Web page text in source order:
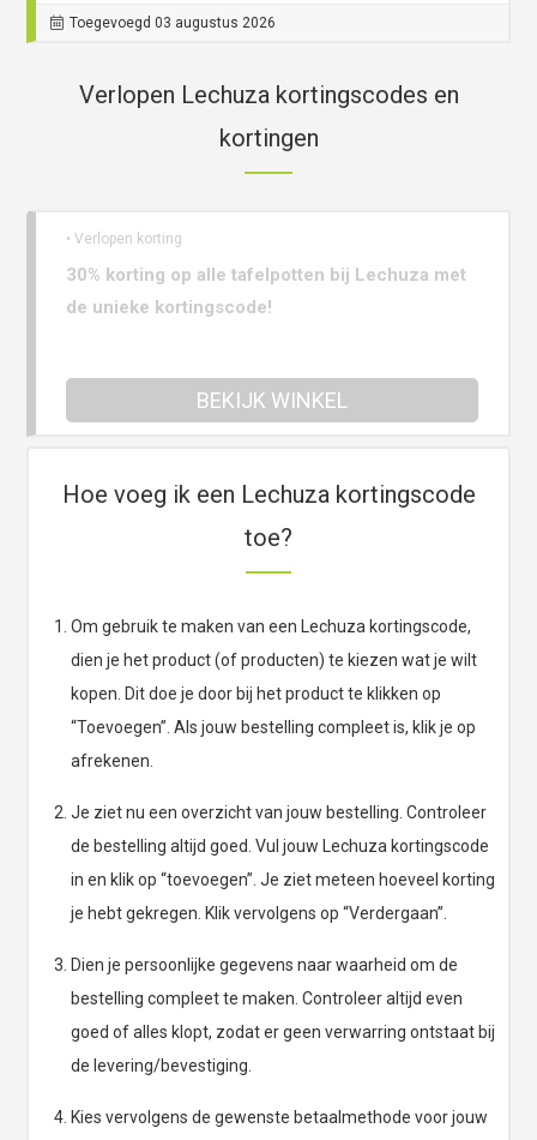
Toegevoegd 03 augustus 2026
Verlopen Lechuza kortingscodes en
kortingen
• Verlopen korting
30% korting op alle tafelpotten bij Lechuza met
de unieke kortingscode!
BEKIJK WINKEL
Hoe voeg ik een Lechuza kortingscode
toe?
Om gebruik te maken van een Lechuza kortingscode,
dien je het product (of producten) te kiezen wat je wilt
kopen. Dit doe je door bij het product te klikken op
“Toevoegen”. Als jouw bestelling compleet is, klik je op
afrekenen.
Je ziet nu een overzicht van jouw bestelling. Controleer
de bestelling altijd goed. Vul jouw Lechuza kortingscode
in en klik op “toevoegen”. Je ziet meteen hoeveel korting
je hebt gekregen. Klik vervolgens op “Verdergaan”.
Dien je persoonlijke gegevens naar waarheid om de
bestelling compleet te maken. Controleer altijd even
goed of alles klopt, zodat er geen verwarring ontstaat bij
de levering/bevestiging.
Kies vervolgens de gewenste betaalmethode voor jouw